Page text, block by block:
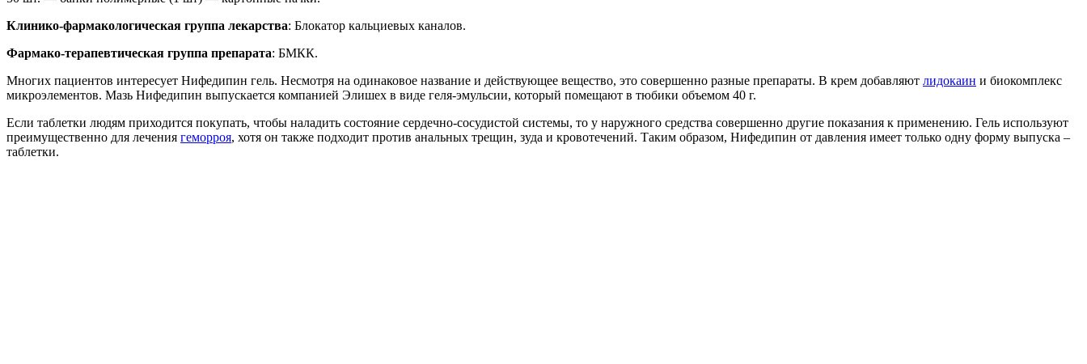
Клинико-фармакологическая группа лекарства: Блокатор кальциевых каналов.
Фармако-терапевтическая группа препарата: БМКК.
Многих пациентов интересует Нифедипин гель. Несмотря на одинаковое название и действующее вещество, это совершенно разные препараты. В крем добавляют лидокаин и биокомплекс
микроэлементов. Мазь Нифедипин выпускается компанией Элишех в виде геля-эмульсии, который помещают в тюбики объемом 40 г.
Если таблетки людям приходится покупать, чтобы наладить состояние сердечно-сосудистой системы, то у наружного средства совершенно другие показания к применению. Гель используют
преимущественно для лечения геморроя, хотя он также подходит против анальных трещин, зуда и кровотечений. Таким образом, Нифедипин от давления имеет только одну форму выпуска –
таблетки.